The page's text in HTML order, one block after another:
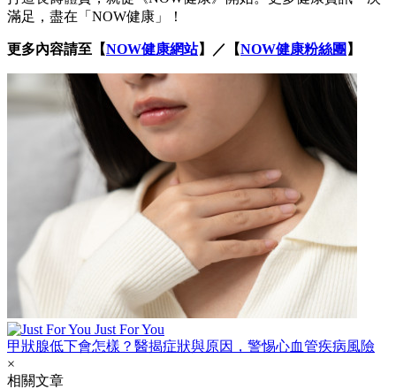
滿足，盡在「NOW健康」！
更多內容請至【NOW健康網站】／【NOW健康粉絲團 】
Just For You
甲狀腺低下會怎樣？醫揭症狀與原因，警惕心血管疾病風險
×
相關文章